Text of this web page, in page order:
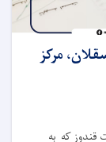
مرکز
قندوز که به